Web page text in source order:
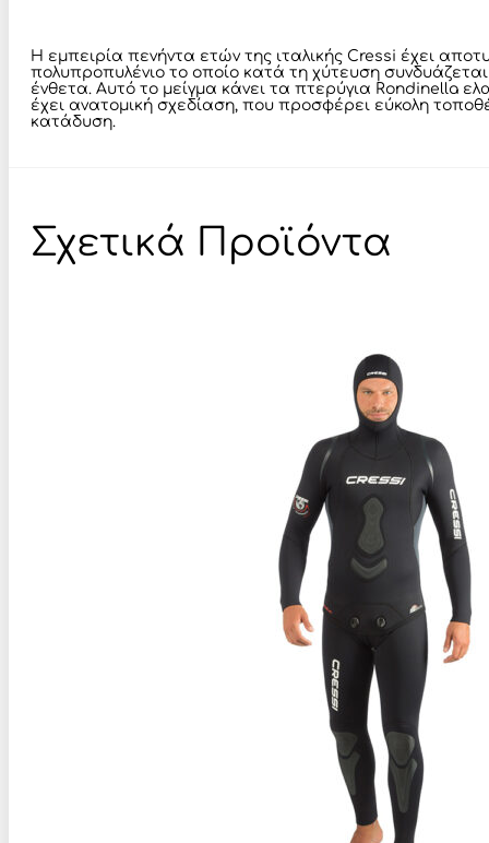
Η εμπειρία πενήντα ετών της ιταλικής Cressi έχει
πολυπροπυλένιο το οποίο κατά τη χύτευση
ένθετα. Αυτό το μείγμα κάνει τα πτερύγια Rondinella
έχει ανατομική σχεδίαση, που προσφέρει εύκολη
κατάδυση.
Σχετικά Προϊόντα